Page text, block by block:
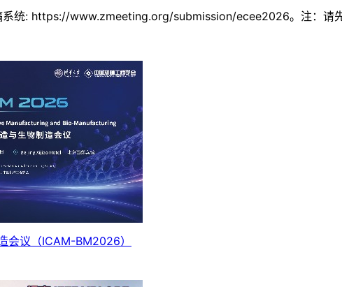
系统: https://www.zmeeting.org/submission/ecee2026。注：请
会议 （ICAM-BM2026）